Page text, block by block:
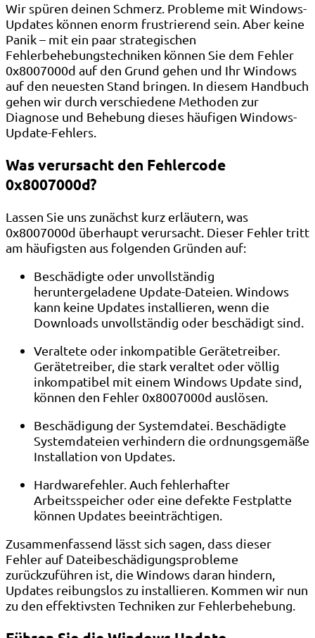
Wir spüren deinen Schmerz. Probleme mit Windows-
Updates können enorm frustrierend sein. Aber keine
Panik – mit ein paar strategischen
Fehlerbehebungstechniken können Sie dem Fehler
0x8007000d auf den Grund gehen und Ihr Windows
auf den neuesten Stand bringen. In diesem Handbuch
gehen wir durch verschiedene Methoden zur
Diagnose und Behebung dieses häufigen Windows-
Update-Fehlers.
Was verursacht den Fehlercode
0x8007000d?
Lassen Sie uns zunächst kurz erläutern, was
0x8007000d überhaupt verursacht. Dieser Fehler tritt
am häufigsten aus folgenden Gründen auf:
Beschädigte oder unvollständig
heruntergeladene Update-Dateien. Windows
kann keine Updates installieren, wenn die
Downloads unvollständig oder beschädigt sind.
Veraltete oder inkompatible Gerätetreiber.
Gerätetreiber, die stark veraltet oder völlig
inkompatibel mit einem Windows Update sind,
können den Fehler 0x8007000d auslösen.
Beschädigung der Systemdatei. Beschädigte
Systemdateien verhindern die ordnungsgemäße
Installation von Updates.
Hardwarefehler. Auch fehlerhafter
Arbeitsspeicher oder eine defekte Festplatte
können Updates beeinträchtigen.
Zusammenfassend lässt sich sagen, dass dieser
Fehler auf Dateibeschädigungsprobleme
zurückzuführen ist, die Windows daran hindern,
Updates reibungslos zu installieren. Kommen wir nun
zu den effektivsten Techniken zur Fehlerbehebung.